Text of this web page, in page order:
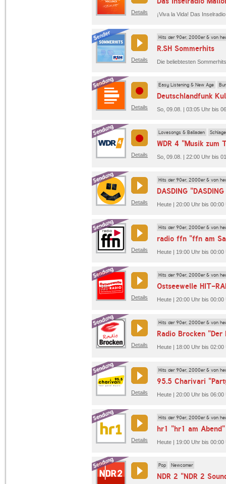
Details
Details
Hits der 90er, 2000er & von
R.SH Sommerhits
Die beliebtesten
Details
Easy Listening & New Age
Deutschlandfunk
So, 09.08. | 03:05 Uhr bis
Details
Lovesongs & Balladen
WDR 4 "Musik zum
So, 09.08. | 22:00 Uhr bis
Details
Hits der 90er, 2000er & von
DASDING
Heute | 20:00 Uhr bis
Details
Hits der 90er, 2000er & von
radio ffn "ffn am
Heute | 19:00 Uhr bis 00:00
Details
Hits der 90er, 2000er & von
Details
Hits der 90er, 2000er & von
Radio Brocken
Heute | 18:00 Uhr bis
Details
Hits der 90er, 2000er & von
95.5 Charivari
Heute | 20:00 Uhr bis
Details
Hits der 90er, 2000er & von
hr1 "hr1 am Abend"
Heute | 19:00 Uhr bis 00:00
Pop Newcomer
NDR 2 "NDR 2